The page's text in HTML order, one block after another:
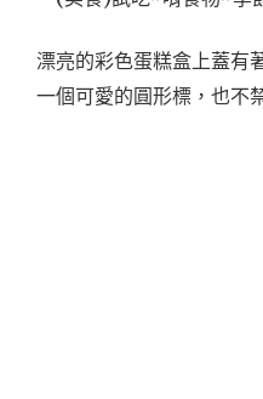
漂亮的彩色蛋糕盒上蓋有
一個可愛的圓形標，也不